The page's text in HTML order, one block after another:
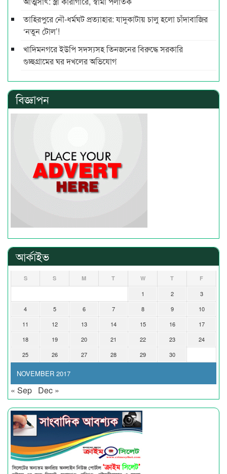
তাহিরপুরে নৌ-ধর্মঘট প্রত্যাহার: যাদুকাটায় চালু হলো চাঁদাবাজির
‘নতুন টোল’!
খাদিমনগরে ইউপি সদস্যসহ তিনজনের বিরুদ্ধে সরকারি
গুচ্ছগ্রামের ঘর দখলের অভিযোগ
বিজ্ঞাপন
আর্কাইভ
NOVEMBER 2017
S S M T W T F
1 2
3
4
5 6 7 8 9
10
11
12 13 14 15 16
17
18
19 20 21 22 23
24
25
26 27 28 29 30
« Sep Dec »